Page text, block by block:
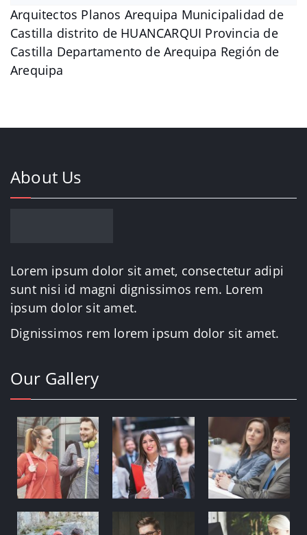
Arquitectos Planos Arequipa Municipalidad de
Castilla distrito de HUANCARQUI Provincia de
Castilla Departamento de Arequipa Región de
Arequipa
About Us
Lorem ipsum dolor sit amet, consectetur adipi
sunt nisi id magni dignissimos rem. Lorem
ipsum dolor sit amet.
Dignissimos rem lorem ipsum dolor sit amet.
Our Gallery